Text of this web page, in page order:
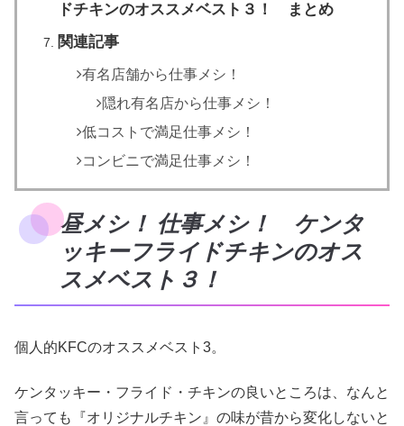
ドチキンのオススメベスト３！ まとめ
関連記事
有名店舗から仕事メシ！
隠れ有名店から仕事メシ！
低コストで満足仕事メシ！
コンビニで満足仕事メシ！
昼メシ！ 仕事メシ！ ケンタ
ッキーフライドチキンのオス
スメベスト３！
個人的KFCのオススメベスト3。
ケンタッキー・フライド・チキンの良いところは、なんと
言っても『オリジナルチキン』の味が昔から変化しないと